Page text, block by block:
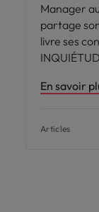
Manager
partage
livre ses
En savoir
Articles